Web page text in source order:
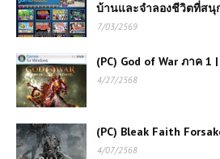
บ้านและจำลองชีวิตที่สนุ
7/03/2569
(PC) God of War ภาค 1
4/27/2568
(PC) Bleak Faith
4/07/2568